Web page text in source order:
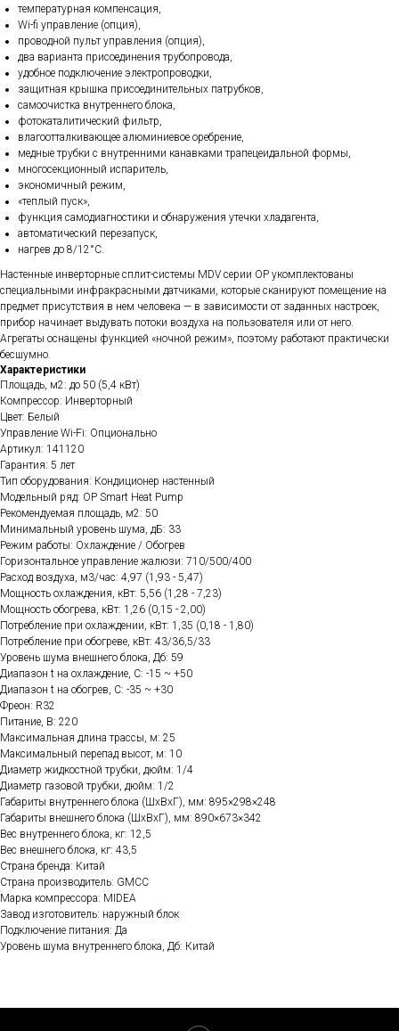
температурная компенсация,
Wi-fi управление (опция),
проводной пульт управления (опция),
два варианта присоединения трубопровода,
удобное подключение электропроводки,
защитная крышка присоединительных патрубков,
самоочистка внутреннего блока,
фотокаталитический фильтр,
влагоотталкивающее алюминиевое оребрение,
медные трубки с внутренними канавками трапецеидальной формы,
многосекционный испаритель,
экономичный режим,
«теплый пуск»,
функция самодиагностики и обнаружения утечки хладагента,
автоматический перезапуск,
нагрев до 8/12°С.
Настенные инверторные сплит-системы MDV серии OP укомплектованы
специальными инфракрасными датчиками, которые сканируют помещение на
предмет присутствия в нем человека — в зависимости от заданных настроек,
прибор начинает выдувать потоки воздуха на пользователя или от него.
Агрегаты оснащены функцией «ночной режим», поэтому работают практически
бесшумно.
Характеристики
Площадь, м2: до 50 (5,4 кВт)
Компрессор: Инверторный
Цвет: Белый
Управление Wi-Fi: Опционально
Артикул: 141120
Гарантия: 5 лет
Тип оборудования: Кондиционер настенный
Модельный ряд: OP Smart Heat Pump
Рекомендуемая площадь, м2: 50
Минимальный уровень шума, дБ: 33
Режим работы: Охлаждение / Обогрев
Горизонтальное управление жалюзи: 710/500/400
Расход воздуха, м3/час: 4,97 (1,93 - 5,47)
Мощность охлаждения, кВт: 5,56 (1,28 - 7,23)
Мощность обогрева, кВт: 1,26 (0,15 - 2,00)
Потребление при охлаждении, кВт: 1,35 (0,18 - 1,80)
Потребление при обогреве, кВт: 43/36,5/33
Уровень шума внешнего блока, Дб: 59
Диапазон t на охлаждение, C: -15 ~ +50
Диапазон t на обогрев, C: -35 ~ +30
Фреон: R32
Питание, В: 220
Максимальная длина трассы, м: 25
Максимальный перепад высот, м: 10
Диаметр жидкостной трубки, дюйм: 1/4
Диаметр газовой трубки, дюйм: 1/2
Габариты внутреннего блока (ШхВхГ), мм: 895×298×248
Габариты внешнего блока (ШхВхГ), мм: 890×673×342
Вес внутреннего блока, кг: 12,5
Вес внешнего блока, кг: 43,5
Страна бренда: Китай
Страна производитель: GMCC
Марка компрессора: MIDEA
Завод изготовитель: наружный блок
Подключение питания: Да
Уровень шума внутреннего блока, Дб: Китай